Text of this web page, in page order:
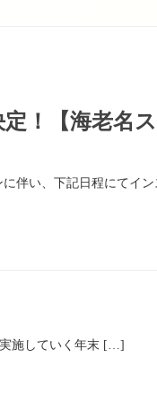
！【海老名
い、下記日程にてイン
していく年末 […]